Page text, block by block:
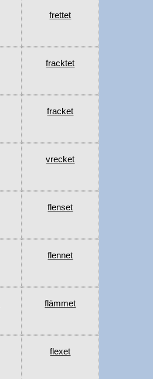
frettet
fracktet
fracket
vrecket
flenset
flennet
flämmet
flexet